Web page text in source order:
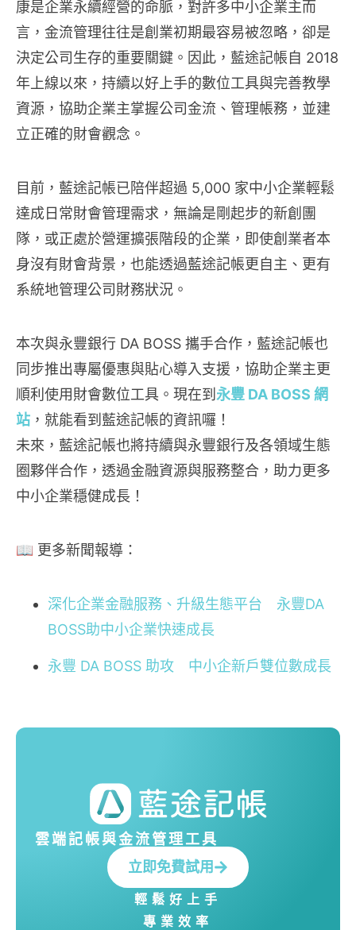
康是企業永續經營的命脈，對許多中小企業主而
言，金流管理往往是創業初期最容易被忽略，卻是
決定公司生存的重要關鍵。因此，藍途記帳自 2018
年上線以來，持續以好上手的數位工具與完善教學
資源，協助企業主掌握公司金流、管理帳務，並建
立正確的財會觀念。
目前，藍途記帳已陪伴超過 5,000 家中小企業輕鬆
達成日常財會管理需求，無論是剛起步的新創團
隊，或正處於營運擴張階段的企業，即使創業者本
身沒有財會背景，也能透過藍途記帳更自主、更有
系統地管理公司財務狀況。
本次與永豐銀行 DA BOSS 攜手合作，藍途記帳也
同步推出專屬優惠與貼心導入支援，協助企業主更
順利使用財會數位工具。現在到 永豐 DA BOSS 網
站 ，就能看到藍途記帳的資訊囉！
未來，藍途記帳也將持續與永豐銀行及各領域生態
圈夥伴合作，透過金融資源與服務整合，助力更多
中小企業穩健成長！
📖 更多新聞報導：
深化企業金融服務、升級生態平台 永豐DA
BOSS助中小企業快速成長
永豐 DA BOSS 助攻 中小企新戶雙位數成長
雲端記帳與金流管理工具
立即免費試用
輕鬆好上手
專業效率